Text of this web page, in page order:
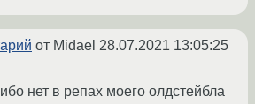
от Midael 28.07.2021 13:05:25
нет в репах моего олдстейбла